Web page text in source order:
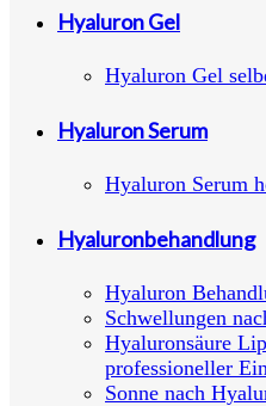
Hyaluron Gel
Hyaluron Gel
Hyaluron Serum
Hyaluron Serum
Hyaluronbehandlung
Hyaluron
Schwellungen
Hyaluronsäure
professioneller
Sonne nach